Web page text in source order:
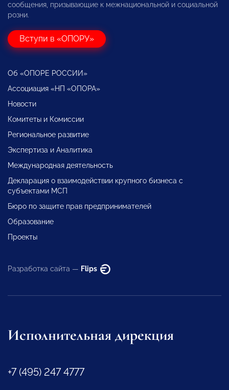
сообщения, призывающие к межнациональной и социальной
розни.
Вступи в «ОПОРУ»
Об «ОПОРЕ РОССИИ»
Ассоциация «НП «ОПОРА»
Новости
Комитеты и Комиссии
Региональное развитие
Экспертиза и Аналитика
Международная деятельность
Декларация о взаимодействии крупного бизнеса с
субъектами МСП
Бюро по защите прав предпринимателей
Образование
Проекты
Разработка сайта — Flips
Исполнительная дирекция
+7 (495) 247 4777